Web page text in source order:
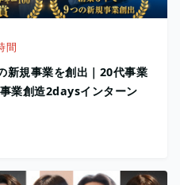
間
新規事業を創出｜20代事業
業創造2daysインターン